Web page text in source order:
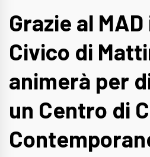
Grazie al
Civico di
animerà per
un Centro di